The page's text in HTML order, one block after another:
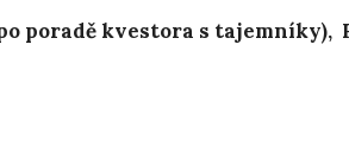
poradě kvestora s tajemníky),